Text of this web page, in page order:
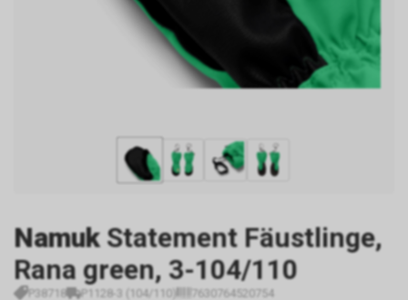
Namuk Statement Fäustlinge,
Rana green, 3-104/110
P38718 P1128-3 (104/110) 7630764520754